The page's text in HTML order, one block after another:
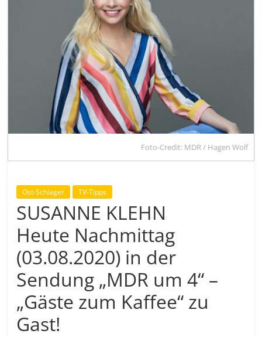
Foto-Credit: MDR / Hagen Wolf
Ost-Schlager TV-Tipps
SUSANNE KLEHN
Heute Nachmittag
(03.08.2020) in der
Sendung „MDR um 4“ –
„Gäste zum Kaffee“ zu
Gast!